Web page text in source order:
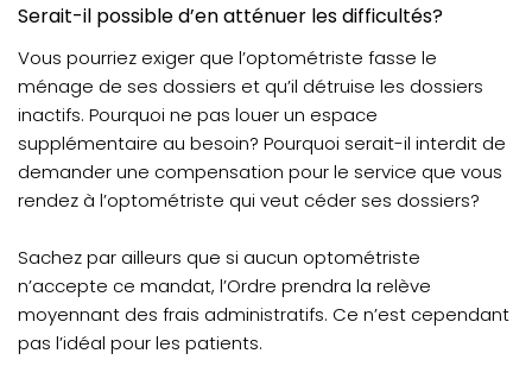
Serait-il possible d’en atténuer les difficultés?
Vous pourriez exiger que l’optométriste fasse le
ménage de ses dossiers et qu’il détruise les dossiers
inactifs. Pourquoi ne pas louer un espace
supplémentaire au besoin? Pourquoi serait-il interdit de
demander une compensation pour le service que vous
rendez à l’optométriste qui veut céder ses dossiers?
Sachez par ailleurs que si aucun optométriste
n’accepte ce mandat, l’Ordre prendra la relève
moyennant des frais administratifs. Ce n’est cependant
pas l’idéal pour les patients.